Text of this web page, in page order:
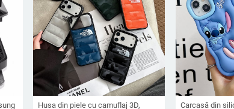
Husa din piele cu camuflaj 3D,
Carcasă din